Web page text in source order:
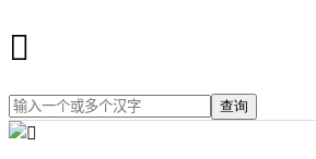
𢑤
查询